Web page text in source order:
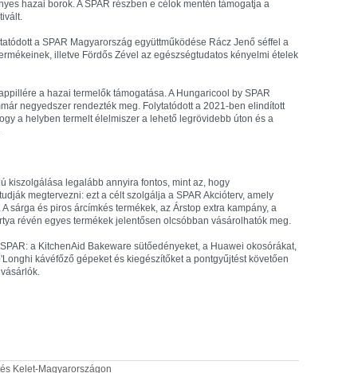
hazai borok. A SPAR részben e célok mentén támogatja a
a SPAR Magyarország együttműködése Rácz Jenő séffel a
illetve Fördős Zével az egészségtudatos kényelmi ételek
a hazai termelők támogatása. A Hungaricool by SPAR
negyedszer rendezték meg. Folytatódott a 2021-ben elindított
a helyben termelt élelmiszer a lehető legrövidebb úton és a
kiszolgálása legalább annyira fontos, mint az, hogy
megtervezni: ezt a célt szolgálja a SPAR Akcióterv, amely
sárga és piros árcímkés termékek, az Árstop extra kampány, a
révén egyes termékek jelentősen olcsóbban vásárolhatók meg.
a KitchenAid Bakeware sütőedényeket, a Huawei okosórákat,
kávéfőző gépeket és kiegészítőket a pontgyűjtést követően
Kelet-Magyarországon